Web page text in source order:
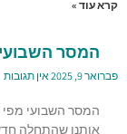
קרא עוד »
המסר השבועי 9.2.25
פברואר 9, 2025 אין תגובות
אותנו שהתחלה